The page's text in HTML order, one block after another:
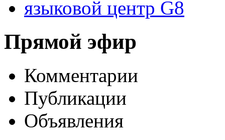
языковой центр G8
Прямой эфир
Комментарии
Публикации
Объявления